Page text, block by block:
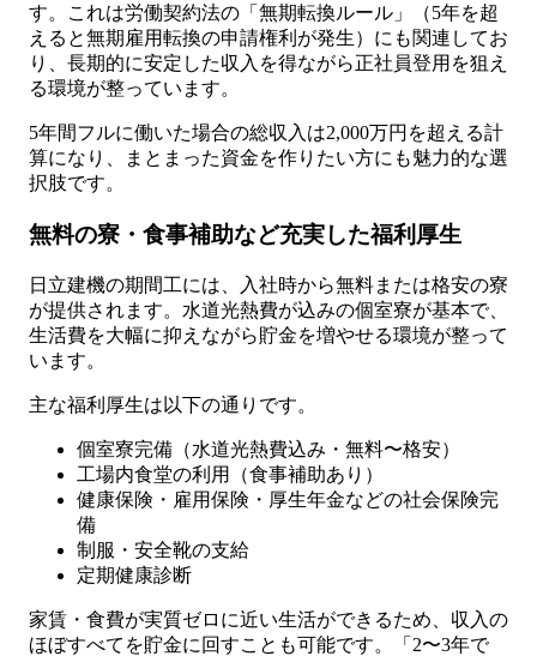
す。これは労働契約法の「無期転換ルール」（5年を超
えると無期雇用転換の申請権利が発生）にも関連してお
り、長期的に安定した収入を得ながら正社員登用を狙え
る環境が整っています。
5年間フルに働いた場合の総収入は2,000万円を超える計
算になり、まとまった資金を作りたい方にも魅力的な選
択肢です。
無料の寮・食事補助など充実した福利厚生
日立建機の期間工には、入社時から無料または格安の寮
が提供されます。水道光熱費が込みの個室寮が基本で、
生活費を大幅に抑えながら貯金を増やせる環境が整って
います。
主な福利厚生は以下の通りです。
個室寮完備（水道光熱費込み・無料〜格安）
工場内食堂の利用（食事補助あり）
健康保険・雇用保険・厚生年金などの社会保険完
備
制服・安全靴の支給
定期健康診断
家賃・食費が実質ゼロに近い生活ができるため、収入の
ほぼすべてを貯金に回すことも可能です。「2〜3年で